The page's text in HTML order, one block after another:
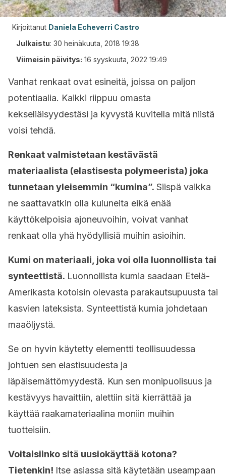
Kirjoittanut Daniela Echeverri Castro
Julkaistu: 30 heinäkuuta, 2018 19:38
Viimeisin päivitys: 16 syyskuuta, 2022 19:49
Vanhat renkaat ovat esineitä, joissa on paljon
potentiaalia. Kaikki riippuu omasta
kekseliäisyydestäsi ja kyvystä kuvitella mitä niistä
voisi tehdä.
Renkaat valmistetaan kestävästä
materiaalista (elastisesta polymeerista) joka
tunnetaan yleisemmin “kumina”. Siispä vaikka
ne saattavatkin olla kuluneita eikä enää
käyttökelpoisia ajoneuvoihin, voivat vanhat
renkaat olla yhä hyödyllisiä muihin asioihin.
Kumi on materiaali, joka voi olla luonnollista tai
synteettistä. Luonnollista kumia saadaan Etelä-
Amerikasta kotoisin olevasta parakautsupuusta tai
kasvien lateksista. Synteettistä kumia johdetaan
maaöljystä.
Se on hyvin käytetty elementti teollisuudessa
johtuen sen elastisuudesta ja
läpäisemättömyydestä. Kun sen monipuolisuus ja
kestävyys havaittiin, alettiin sitä kierrättää ja
käyttää raakamateriaalina moniin muihin
tuotteisiin.
Voitaisiinko sitä uusiokäyttää kotona?
Tietenkin! Itse asiassa sitä käytetään useampaan